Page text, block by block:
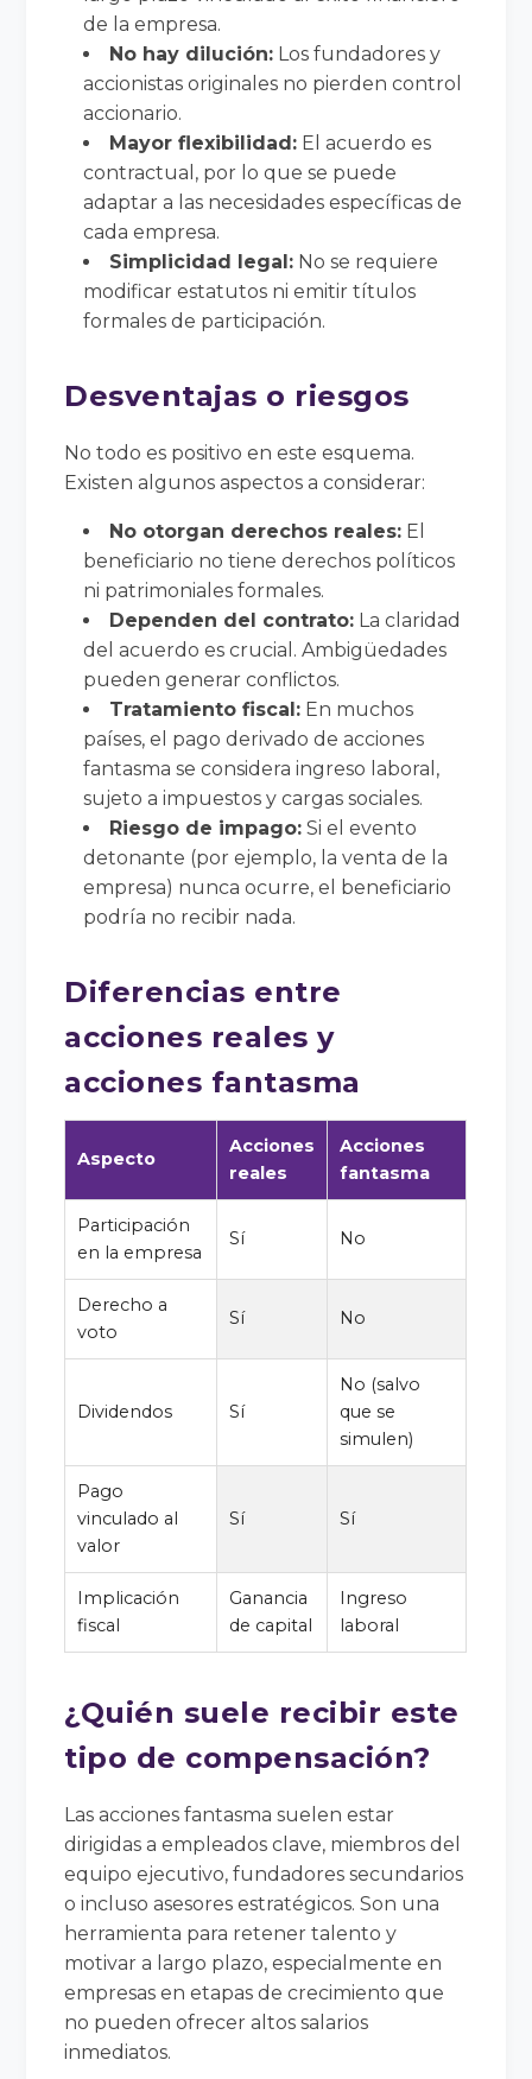
de la empresa.
No hay dilución: Los fundadores y
accionistas originales no pierden control
accionario.
Mayor flexibilidad: El acuerdo es
contractual, por lo que se puede
adaptar a las necesidades específicas de
cada empresa.
Simplicidad legal: No se requiere
modificar estatutos ni emitir títulos
formales de participación.
Desventajas o riesgos
No todo es positivo en este esquema.
Existen algunos aspectos a considerar:
No otorgan derechos reales: El
beneficiario no tiene derechos políticos
ni patrimoniales formales.
Dependen del contrato: La claridad
del acuerdo es crucial. Ambigüedades
pueden generar conflictos.
Tratamiento fiscal: En muchos
países, el pago derivado de acciones
fantasma se considera ingreso laboral,
sujeto a impuestos y cargas sociales.
Riesgo de impago: Si el evento
detonante (por ejemplo, la venta de la
empresa) nunca ocurre, el beneficiario
podría no recibir nada.
Diferencias entre
acciones reales y
acciones fantasma
Aspecto
Acciones
reales
Acciones
fantasma
Participación
en la empresa
Sí No
Derecho a
voto
Sí No
Dividendos Sí
No (salvo
que se
simulen)
Pago
vinculado al
valor
Sí Sí
Implicación
fiscal
Ganancia
de capital
Ingreso
laboral
¿Quién suele recibir este
tipo de compensación?
Las acciones fantasma suelen estar
dirigidas a empleados clave, miembros del
equipo ejecutivo, fundadores secundarios
o incluso asesores estratégicos. Son una
herramienta para retener talento y
motivar a largo plazo, especialmente en
empresas en etapas de crecimiento que
no pueden ofrecer altos salarios
inmediatos.